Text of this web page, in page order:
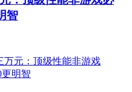
智